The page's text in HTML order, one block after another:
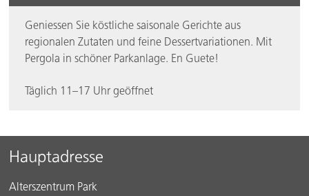
Geniessen Sie köstliche saisonale Gerichte aus
regionalen Zutaten und feine Dessertvariationen. Mit
Pergola in schöner Parkanlage. En Guete!
Täglich 11–17 Uhr geöffnet
Footer
Hauptadresse
Alterszentrum Park